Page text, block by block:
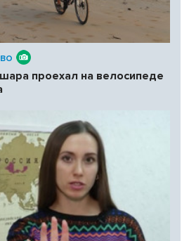
проехал на велосипеде